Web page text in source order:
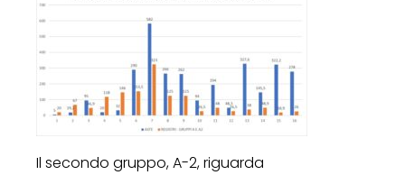
Il secondo gruppo, A-2, riguarda